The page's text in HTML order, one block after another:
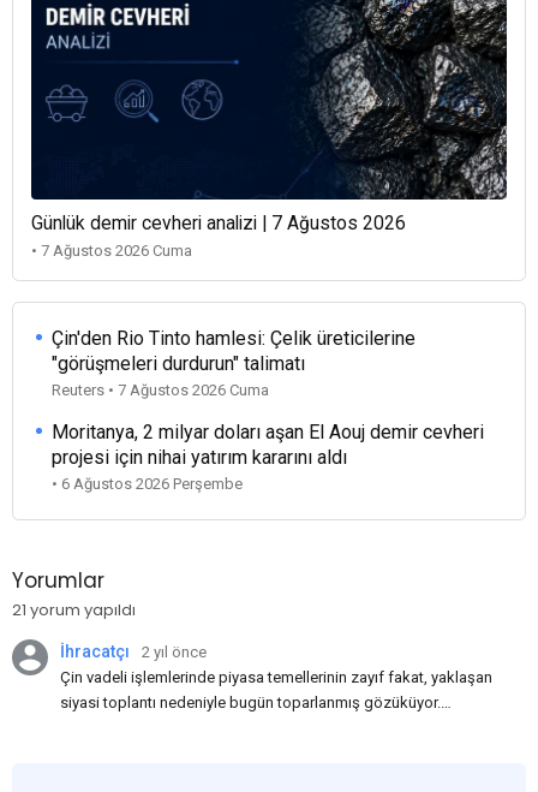
Günlük demir cevheri analizi | 7 Ağustos 2026
• 7 Ağustos 2026 Cuma
Çin'den Rio Tinto hamlesi: Çelik üreticilerine
"görüşmeleri durdurun" talimatı
Reuters • 7 Ağustos 2026 Cuma
Moritanya, 2 milyar doları aşan El Aouj demir cevheri
projesi için nihai yatırım kararını aldı
• 6 Ağustos 2026 Perşembe
Yorumlar
21 yorum yapıldı
İhracatçı
2 yıl önce
Çin vadeli işlemlerinde piyasa temellerinin zayıf fakat, yaklaşan
siyasi toplantı nedeniyle bugün toparlanmış gözüküyor.